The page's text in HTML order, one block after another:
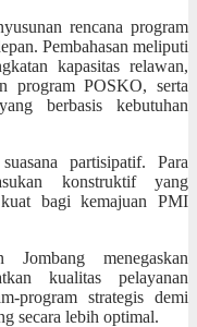
rencana program
Pembahasan meliputi
kapasitas relawan,
program POSKO, serta
berbasis kebutuhan
partisipatif. Para
konstruktif yang
bagi kemajuan PMI
menegaskan
kualitas pelayanan
program strategis demi
secara lebih optimal.